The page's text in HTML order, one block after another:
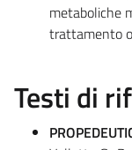
metaboliche
trattamento
Testi di